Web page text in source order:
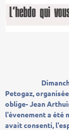
Petogaz,
oblige- Jean
l'évenement a été
avait consenti,